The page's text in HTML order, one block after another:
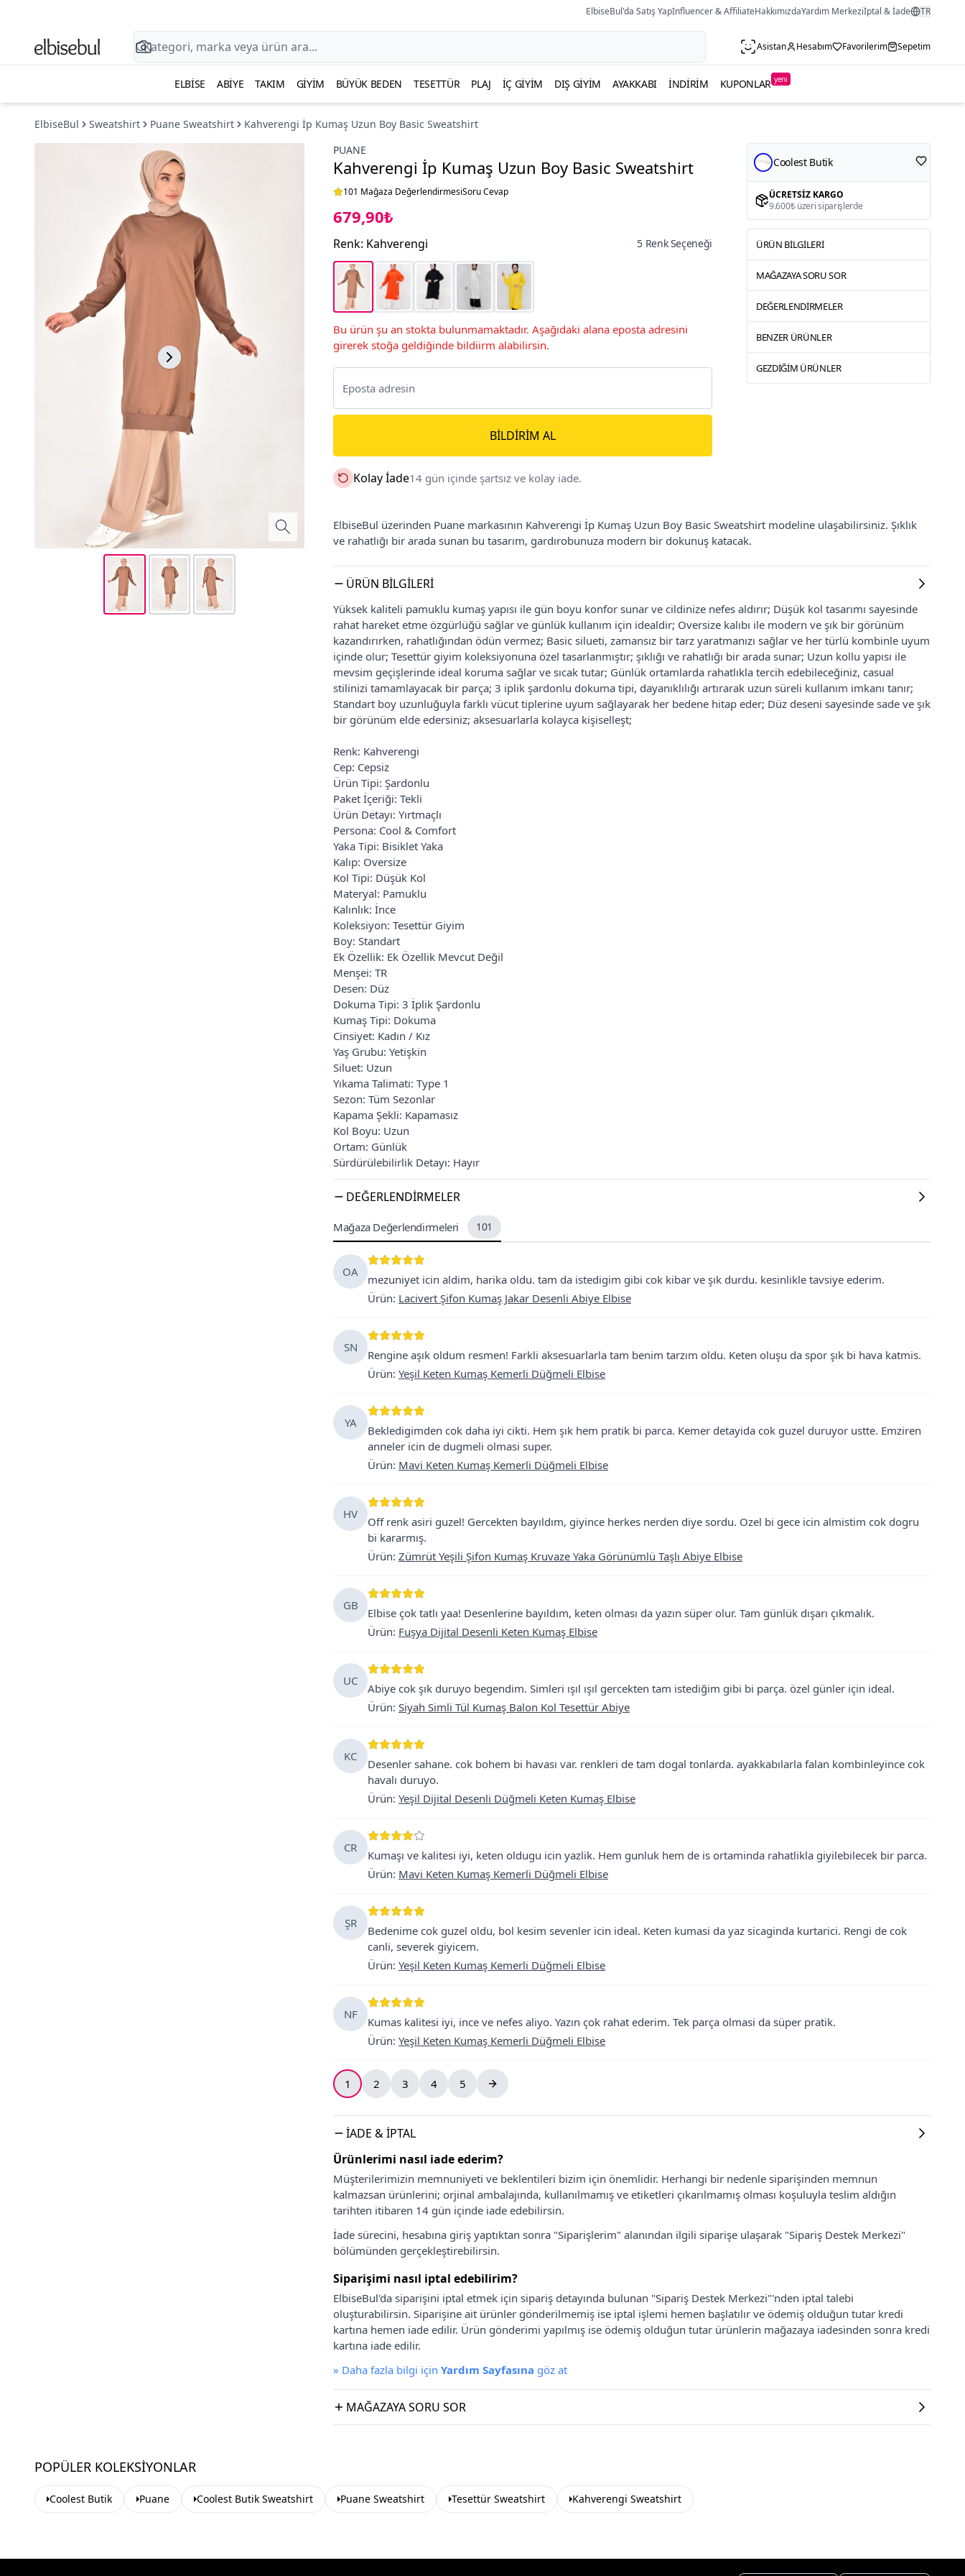
ElbiseBul'da Satış YapInfluencer & AffiliateHakkımızdaYardım Merkeziİptal & İade TR
Asistan Hesabım Favorilerim Sepetim
ELBISE ABIYE TAKIM GIYIM BÜYÜK BEDEN TESETTÜR PLAJ İÇ GIYIM DIŞ GIYIM AYAKKABI İNDIRIM KUPONLAR yeni
ElbiseBul Sweatshirt Puane Sweatshirt
Kahverengi İp Kumaş Uzun Boy Basic Sweatshirt
PUANE
Kahverengi İp Kumaş Uzun Boy Basic Sweatshirt
101 Mağaza DeğerlendirmesiSoru Cevap
679,90₺
Renk: Kahverengi 5 Renk Seçeneği
Bu ürün şu an stokta bulunmamaktadır. Aşağıdaki alana eposta adresini
girerek stoğa geldiğinde bildiirm alabilirsin.
BILDIRIM AL
Kolay İade14 gün içinde şartsız ve kolay iade.
Coolest Butik
ÜCRETSIZ KARGO
9.600₺ üzeri siparişlerde
ÜRÜN BILGILERI
MAĞAZAYA SORU SOR
DEĞERLENDIRMELER
BENZER ÜRÜNLER
GEZDIĞIM ÜRÜNLER
ElbiseBul üzerinden Puane markasının Kahverengi İp Kumaş Uzun Boy Basic Sweatshirt modeline ulaşabilirsiniz. Şıklık
ve rahatlığı bir arada sunan bu tasarım, gardırobunuza modern bir dokunuş katacak.
ÜRÜN BILGILERI
Yüksek kaliteli pamuklu kumaş yapısı ile gün boyu konfor sunar ve cildinize nefes aldırır; Düşük kol tasarımı sayesinde
rahat hareket etme özgürlüğü sağlar ve günlük kullanım için idealdir; Oversize kalıbı ile modern ve şık bir görünüm
kazandırırken, rahatlığından ödün vermez; Basic silueti, zamansız bir tarz yaratmanızı sağlar ve her türlü kombinle uyum
içinde olur; Tesettür giyim koleksiyonuna özel tasarlanmıştır; şıklığı ve rahatlığı bir arada sunar; Uzun kollu yapısı ile
mevsim geçişlerinde ideal koruma sağlar ve sıcak tutar; Günlük ortamlarda rahatlıkla tercih edebileceğiniz, casual
stilinizi tamamlayacak bir parça; 3 iplik şardonlu dokuma tipi, dayanıklılığı artırarak uzun süreli kullanım imkanı tanır;
Standart boy uzunluğuyla farklı vücut tiplerine uyum sağlayarak her bedene hitap eder; Düz deseni sayesinde sade ve şık
bir görünüm elde edersiniz; aksesuarlarla kolayca kişiselleşt;
Renk: Kahverengi
Cep: Cepsiz
Ürün Tipi: Şardonlu
Paket İçeriği: Tekli
Ürün Detayı: Yırtmaçlı
Persona: Cool & Comfort
Yaka Tipi: Bisiklet Yaka
Kalıp: Oversize
Kol Tipi: Düşük Kol
Materyal: Pamuklu
Kalınlık: İnce
Koleksiyon: Tesettür Giyim
Boy: Standart
Ek Özellik: Ek Özellik Mevcut Değil
Menşei: TR
Desen: Düz
Dokuma Tipi: 3 İplik Şardonlu
Kumaş Tipi: Dokuma
Cinsiyet: Kadın / Kız
Yaş Grubu: Yetişkin
Siluet: Uzun
Yıkama Talimatı: Type 1
Sezon: Tüm Sezonlar
Kapama Şekli: Kapamasız
Kol Boyu: Uzun
Ortam: Günlük
Sürdürülebilirlik Detayı: Hayır
DEĞERLENDIRMELER
Mağaza Değerlendirmeleri 101
OA
mezuniyet icin aldim, harika oldu. tam da istedigim gibi cok kibar ve şık durdu. kesinlikle tavsiye ederim.
Ürün: Lacivert Şifon Kumaş Jakar Desenli Abiye Elbise
SN
Rengine aşık oldum resmen! Farkli aksesuarlarla tam benim tarzım oldu. Keten oluşu da spor şık bi hava katmis.
Ürün: Yeşil Keten Kumaş Kemerli Düğmeli Elbise
YA
Bekledigimden cok daha iyi cikti. Hem şık hem pratik bi parca. Kemer detayida cok guzel duruyor ustte. Emziren
anneler icin de dugmeli olmasi super.
Ürün: Mavi Keten Kumaş Kemerli Düğmeli Elbise
HV
Off renk asiri guzel! Gercekten bayıldım, giyince herkes nerden diye sordu. Ozel bi gece icin almistim cok dogru
bi kararmış.
Ürün: Zümrüt Yeşili Şifon Kumaş Kruvaze Yaka Görünümlü Taşlı Abiye Elbise
GB
Elbise çok tatlı yaa! Desenlerine bayıldım, keten olması da yazın süper olur. Tam günlük dışarı çıkmalık.
Ürün: Fuşya Dijital Desenli Keten Kumaş Elbise
UC
Abiye cok şık duruyo begendim. Simleri ışıl ışıl gercekten tam istediğim gibi bi parça. özel günler için ideal.
Ürün: Siyah Simli Tül Kumaş Balon Kol Tesettür Abiye
KC
Desenler sahane. cok bohem bi havası var. renkleri de tam dogal tonlarda. ayakkabılarla falan kombinleyince cok
havalı duruyo.
Ürün: Yeşil Dijital Desenli Düğmeli Keten Kumaş Elbise
CR
Kumaşı ve kalitesi iyi, keten oldugu icin yazlik. Hem gunluk hem de is ortaminda rahatlikla giyilebilecek bir parca.
Ürün: Mavi Keten Kumaş Kemerli Düğmeli Elbise
ŞR
Bedenime cok guzel oldu, bol kesim sevenler icin ideal. Keten kumasi da yaz sicaginda kurtarici. Rengi de cok
canli, severek giyicem.
Ürün: Yeşil Keten Kumaş Kemerli Düğmeli Elbise
NF
Kumas kalitesi iyi, ince ve nefes aliyo. Yazın çok rahat ederim. Tek parça olmasi da süper pratik.
Ürün: Yeşil Keten Kumaş Kemerli Düğmeli Elbise
1 2 3 4 5
İADE & İPTAL
Ürünlerimi nasıl iade ederim?
Müşterilerimizin memnuniyeti ve beklentileri bizim için önemlidir. Herhangi bir nedenle siparişinden memnun
kalmazsan ürünlerini; orjinal ambalajında, kullanılmamış ve etiketleri çıkarılmamış olması koşuluyla teslim aldığın
tarihten itibaren 14 gün içinde iade edebilirsin.
İade sürecini, hesabına giriş yaptıktan sonra "Siparişlerim" alanından ilgili siparişe ulaşarak "Sipariş Destek Merkezi"
bölümünden gerçekleştirebilirsin.
Siparişimi nasıl iptal edebilirim?
ElbiseBul'da siparişini iptal etmek için sipariş detayında bulunan "Sipariş Destek Merkezi"'nden iptal talebi
oluşturabilirsin. Siparişine ait ürünler gönderilmemiş ise iptal işlemi hemen başlatılır ve ödemiş olduğun tutar kredi
kartına hemen iade edilir. Ürün gönderimi yapılmış ise ödemiş olduğun tutar ürünlerin mağazaya iadesinden sonra kredi
kartına iade edilir.
» Daha fazla bilgi için Yardım Sayfasına göz at
MAĞAZAYA SORU SOR
POPÜLER KOLEKSIYONLAR
Coolest Butik Puane Coolest Butik Sweatshirt Puane Sweatshirt Tesettür Sweatshirt Kahverengi Sweatshirt